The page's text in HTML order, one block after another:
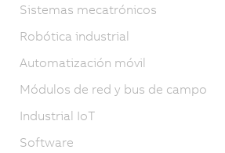
Sistemas mecatrónicos
Robótica industrial
Automatización móvil
Módulos de red y bus de campo
Industrial IoT
Software